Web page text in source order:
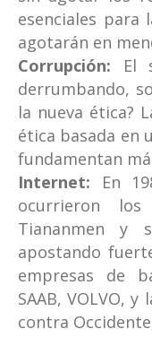
esenciales para
agotarán en
Corrupción: El
derrumbando,
la nueva ética?
ética basada en
fundamentan
Internet: En
ocurrieron
Tiananmen y
apostando
empresas de
SAAB, VOLVO,
contra